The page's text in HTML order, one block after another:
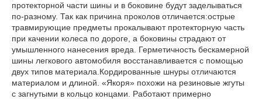
протекторной части шины и в боковине будут заделываться
по-разному. Так как причина проколов отличается:острые
травмирующие предметы прокалывают протекторную часть
при качении колеса по дороге, а боковины страдают от
умышленного нанесения вреда. Герметичность бескамерной
шины легкового автомобиля восстанавливается с помощью
двух типов материала.Кордированные шнуры отличаются
материалом и длиной. «Якоря» похожи на резиновые жгуты
с загнутыми в кольцо концами. Работают примерно